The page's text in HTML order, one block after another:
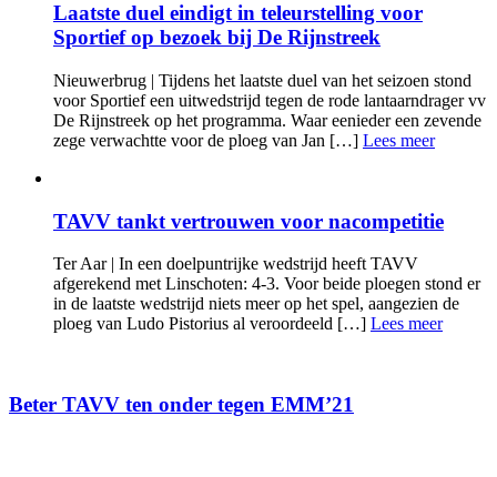
Laatste duel eindigt in teleurstelling voor
Sportief op bezoek bij De Rijnstreek
Nieuwerbrug | Tijdens het laatste duel van het seizoen stond
voor Sportief een uitwedstrijd tegen de rode lantaarndrager vv
De Rijnstreek op het programma. Waar eenieder een zevende
zege verwachtte voor de ploeg van Jan […] Lees meer
TAVV tankt vertrouwen voor nacompetitie
Ter Aar | In een doelpuntrijke wedstrijd heeft TAVV
afgerekend met Linschoten: 4-3. Voor beide ploegen stond er
in de laatste wedstrijd niets meer op het spel, aangezien de
ploeg van Ludo Pistorius al veroordeeld […] Lees meer
Beter TAVV ten onder tegen EMM’21